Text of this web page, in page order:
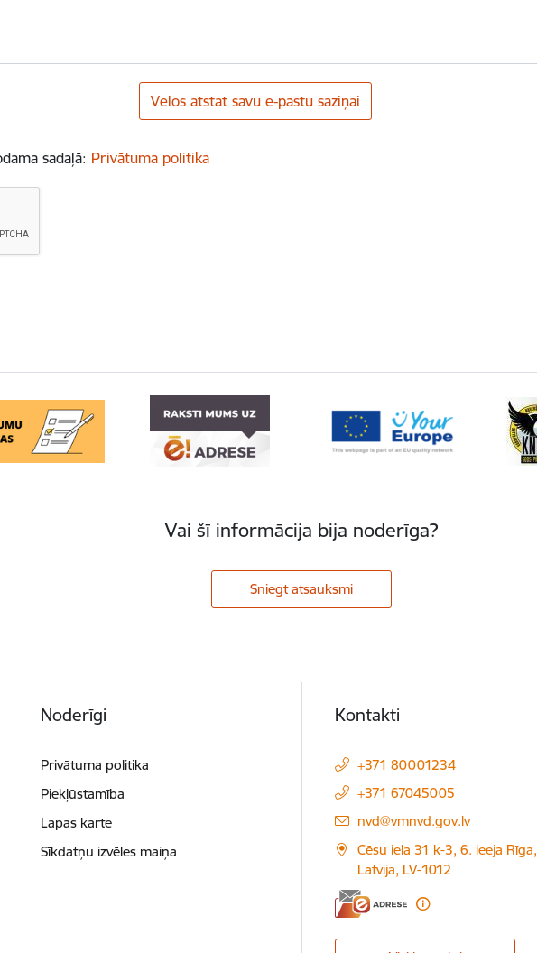
Vēlos atstāt savu e-pastu saziņai
sadaļā: Privātuma politika
Vai šī informācija bija noderīga?
Sniegt atsauksmi
Noderīgi
Privātuma politika
Piekļūstamība
Lapas karte
Sīkdatņu izvēles maiņa
Kontakti
+371 80001234
+371 67045005
E-pasts:
nvd@vmnvd.gov.lv
Cēsu iela 31 k-3, 6. ieeja Rīga,
Latvija, LV-1012